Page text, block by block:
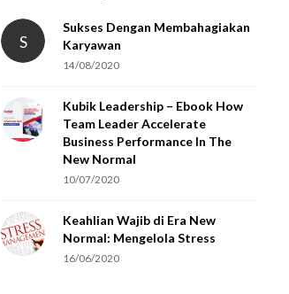
S
Sukses Dengan Membahagiakan
Karyawan
14/08/2020
Kubik Leadership – Ebook How
Team Leader Accelerate
Business Performance In The
New Normal
10/07/2020
Keahlian Wajib di Era New
Normal: Mengelola Stress
16/06/2020